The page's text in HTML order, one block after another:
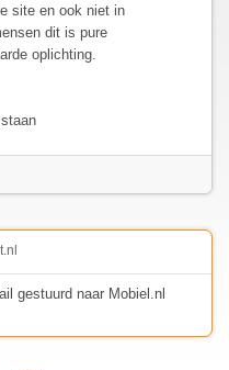
site en ook niet in
dit is pure
oplichting.
gestuurd naar Mobiel.nl